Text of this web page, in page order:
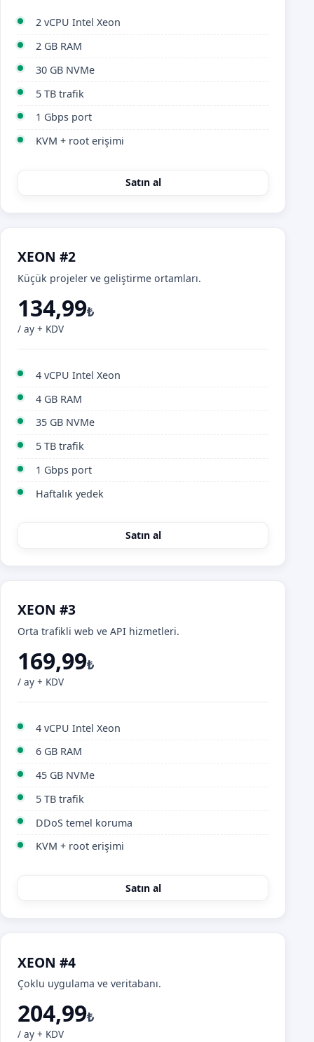
2 vCPU Intel Xeon
2 GB RAM
30 GB NVMe
5 TB trafik
1 Gbps port
KVM + root erişimi
Satın al
XEON #2
Küçük projeler ve geliştirme ortamları.
134,99₺
/ ay + KDV
4 vCPU Intel Xeon
4 GB RAM
35 GB NVMe
5 TB trafik
1 Gbps port
Haftalık yedek
Satın al
XEON #3
Orta trafikli web ve API hizmetleri.
169,99₺
/ ay + KDV
4 vCPU Intel Xeon
6 GB RAM
45 GB NVMe
5 TB trafik
DDoS temel koruma
KVM + root erişimi
Satın al
XEON #4
Çoklu uygulama ve veritabanı.
204,99₺
/ ay + KDV